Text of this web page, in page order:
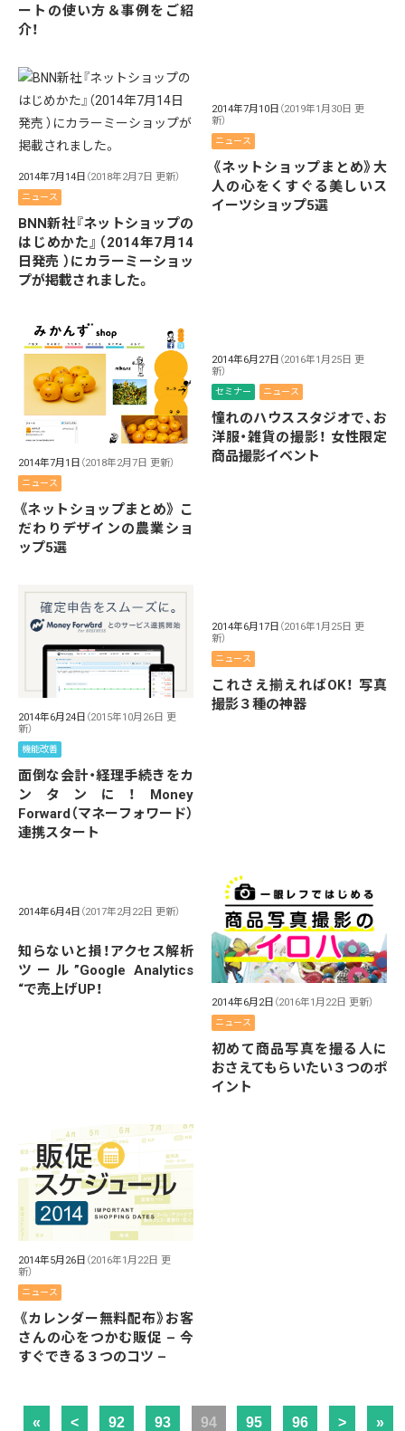
ートの使い方＆事例をご紹
介！
2014年7月14日 （2018年2月7日 更新）
ニュース
BNN新社『ネットショップの
はじめかた』（2014年7月14
日発売 ）にカラーミーショッ
プが掲載されました。
2014年7月10日 （2019年1月30日 更
新）
ニュース
《ネットショップまとめ》大
人の心をくすぐる美しいス
イーツショップ5選
2014年7月1日 （2018年2月7日 更新）
ニュース
《ネットショップまとめ》 こ
だわりデザインの農業ショ
ップ5選
2014年6月27日 （2016年1月25日 更
新）
セミナー ニュース
憧れのハウススタジオで、お
洋服・雑貨の撮影！ 女性限定
商品撮影イベント
2014年6月24日 （2015年10月26日 更
新）
機能改善
面倒な会計・経理手続きをカ
ンタンに！Money
Forward（マネーフォワード）
連携スタート
2014年6月17日 （2016年1月25日 更
新）
ニュース
これさえ揃えればOK！ 写真
撮影３種の神器
2014年6月4日 （2017年2月22日 更新）
知らないと損！アクセス解析
ツール”Google Analytics
“で売上げUP！
2014年6月2日 （2016年1月22日 更新）
ニュース
初めて商品写真を撮る人に
おさえてもらいたい３つのポ
イント
2014年5月26日 （2016年1月22日 更
新）
ニュース
《カレンダー無料配布》お客
さんの心をつかむ販促 – 今
すぐできる３つのコツ –
« < 92 93 94 95 96 > »